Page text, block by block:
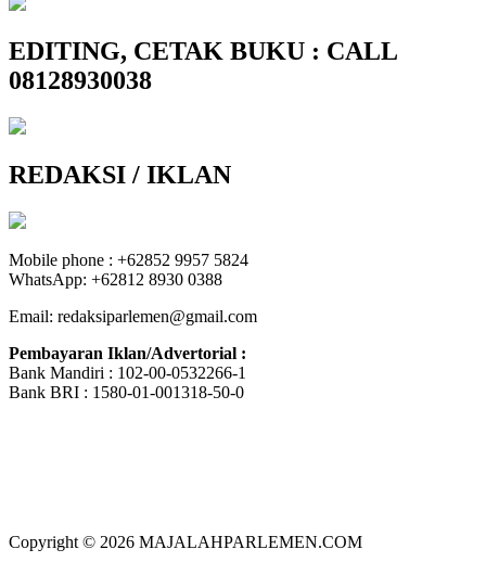
EDITING, CETAK BUKU : CALL
08128930038
REDAKSI / IKLAN
Mobile phone : +62852 9957 5824
WhatsApp: +62812 8930 0388
Email: redaksiparlemen@gmail.com
Pembayaran Iklan/Advertorial :
Bank Mandiri : 102-00-0532266-1
Bank BRI : 1580-01-001318-50-0
Copyright © 2026 MAJALAHPARLEMEN.COM